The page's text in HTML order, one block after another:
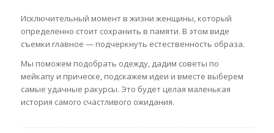
Исключительный момент в жизни женщины, который
определенно стоит сохранить в памяти. В этом виде
съемки главное — подчеркнуть естественность образа.
Мы поможем подобрать одежду, дадим советы по
мейкапу и прическе, подскажем идеи и вместе выберем
самые удачные ракурсы. Это будет целая маленькая
история самого счастливого ожидания.